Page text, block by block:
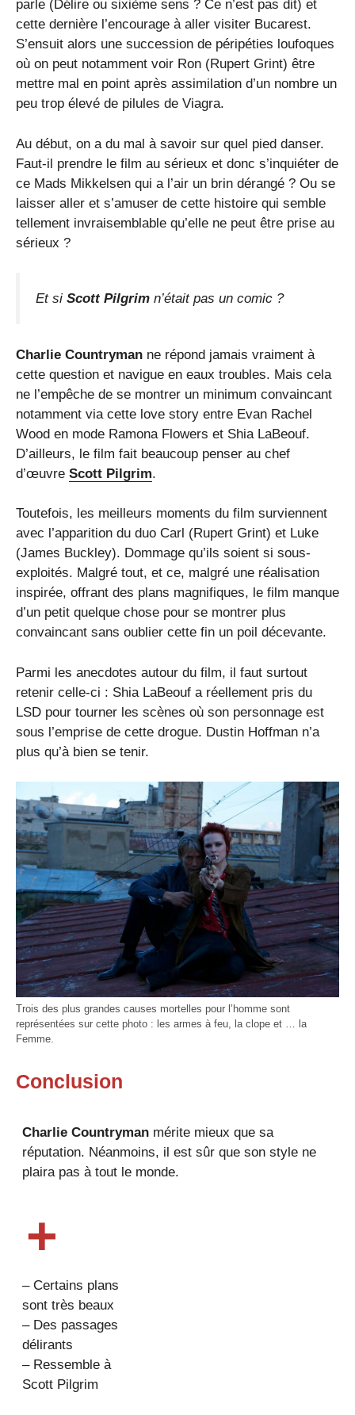
parle (Délire ou sixième sens ? Ce n’est pas dit) et
cette dernière l’encourage à aller visiter Bucarest.
S’ensuit alors une succession de péripéties loufoques
où on peut notamment voir Ron (Rupert Grint) être
mettre mal en point après assimilation d’un nombre un
peu trop élevé de pilules de Viagra.
Au début, on a du mal à savoir sur quel pied danser.
Faut-il prendre le film au sérieux et donc s’inquiéter de
ce Mads Mikkelsen qui a l’air un brin dérangé ? Ou se
laisser aller et s’amuser de cette histoire qui semble
tellement invraisemblable qu’elle ne peut être prise au
sérieux ?
Et si Scott Pilgrim n’était pas un comic ?
Charlie Countryman ne répond jamais vraiment à
cette question et navigue en eaux troubles. Mais cela
ne l’empêche de se montrer un minimum convaincant
notamment via cette love story entre Evan Rachel
Wood en mode Ramona Flowers et Shia LaBeouf.
D’ailleurs, le film fait beaucoup penser au chef
d’œuvre Scott Pilgrim.
Toutefois, les meilleurs moments du film surviennent
avec l’apparition du duo Carl (Rupert Grint) et Luke
(James Buckley). Dommage qu’ils soient si sous-
exploités. Malgré tout, et ce, malgré une réalisation
inspirée, offrant des plans magnifiques, le film manque
d’un petit quelque chose pour se montrer plus
convaincant sans oublier cette fin un poil décevante.
Parmi les anecdotes autour du film, il faut surtout
retenir celle-ci : Shia LaBeouf a réellement pris du
LSD pour tourner les scènes où son personnage est
sous l’emprise de cette drogue. Dustin Hoffman n’a
plus qu’à bien se tenir.
Trois des plus grandes causes mortelles pour l’homme sont
représentées sur cette photo : les armes à feu, la clope et … la
Femme.
Conclusion
Charlie Countryman mérite mieux que sa
réputation. Néanmoins, il est sûr que son style ne
plaira pas à tout le monde.
+
– Certains plans
sont très beaux
– Des passages
délirants
– Ressemble à
Scott Pilgrim